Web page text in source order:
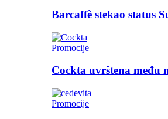
Barcaffè stekao status
Promocije
Cockta uvrštena među
Promocije